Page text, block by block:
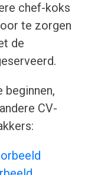
chef-koks
te zorgen
de
beginnen,
CV-